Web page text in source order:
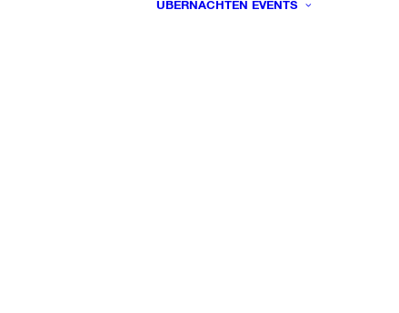
ÜBERNACHTEN EVENTS